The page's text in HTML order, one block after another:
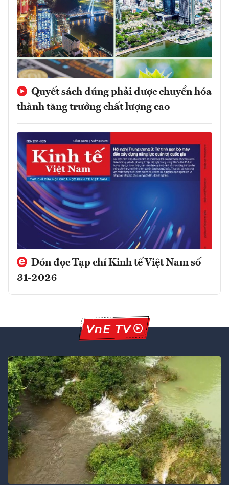
Quyết sách đúng phải được chuyển hóa
thành tăng trưởng chất lượng cao
Đón đọc Tạp chí Kinh tế Việt Nam số
31-2026